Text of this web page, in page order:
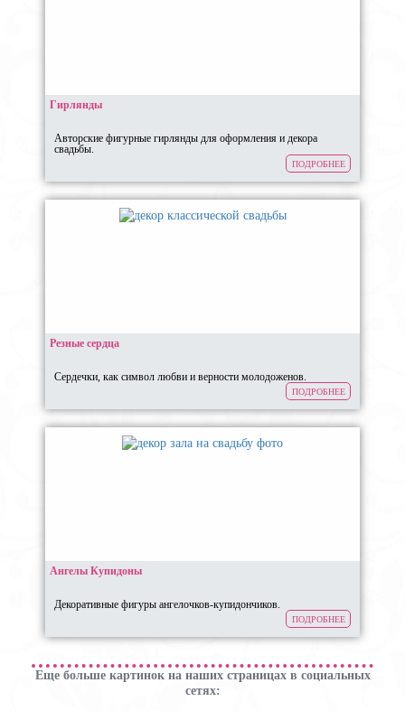
Гирлянды
Авторские фигурные гирлянды для оформления и декора
свадьбы.
ПОДРОБНЕЕ
Резные сердца
Сердечки, как символ любви и верности молодоженов.
ПОДРОБНЕЕ
Ангелы Купидоны
Декоративные фигуры ангелочков-купидончиков.
ПОДРОБНЕЕ
Еще больше картинок на наших страницах в социальных
сетях: